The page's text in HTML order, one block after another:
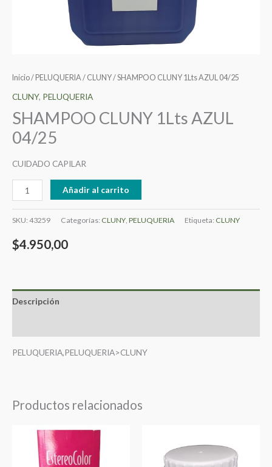
Inicio/ PELUQUERIA/ CLUNY/ SHAMPOO CLUNY 1Lts AZUL 04/25
CLUNY, PELUQUERIA
SHAMPOO CLUNY 1Lts AZUL
04/25
CUIDADO CAPILAR
Añadir al carrito
SKU: 43259 Categorías: CLUNY PELUQUERIA Etiqueta: CLUNY
$4.950,00
Descripción
PELUQUERIA,PELUQUERIA>CLUNY
Productos relacionados